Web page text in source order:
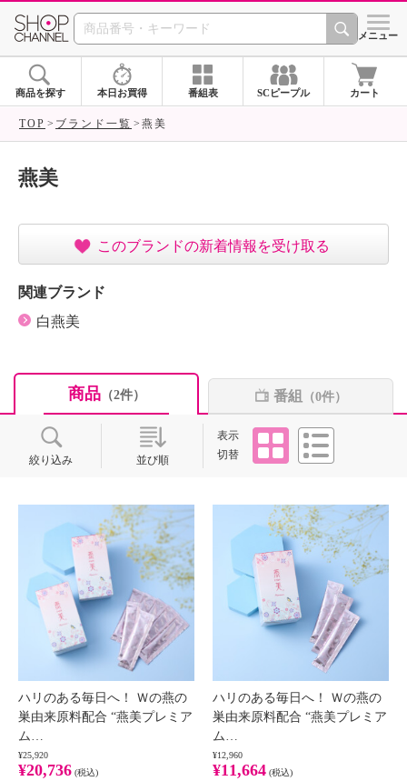
SHOP CHANNEL ショッ
メニュー
商品を探す 本日お買得 番組表 SCピープル カート
TOP ブランド一覧 燕美
燕美
このブランドの新着情報を受け取る
関連ブランド
白燕美
商品（2件） 番組 （0件）
絞り込み 並び順
表示
切替
タイル
ハリのある毎日へ！ Ｗの燕の
巣由来原料配合 “燕美プレミア
ム…
¥25,920
¥20,736 (税込)
ハリのある毎日へ！ Ｗの燕の
巣由来原料配合 “燕美プレミア
ム…
¥12,960
¥11,664 (税込)